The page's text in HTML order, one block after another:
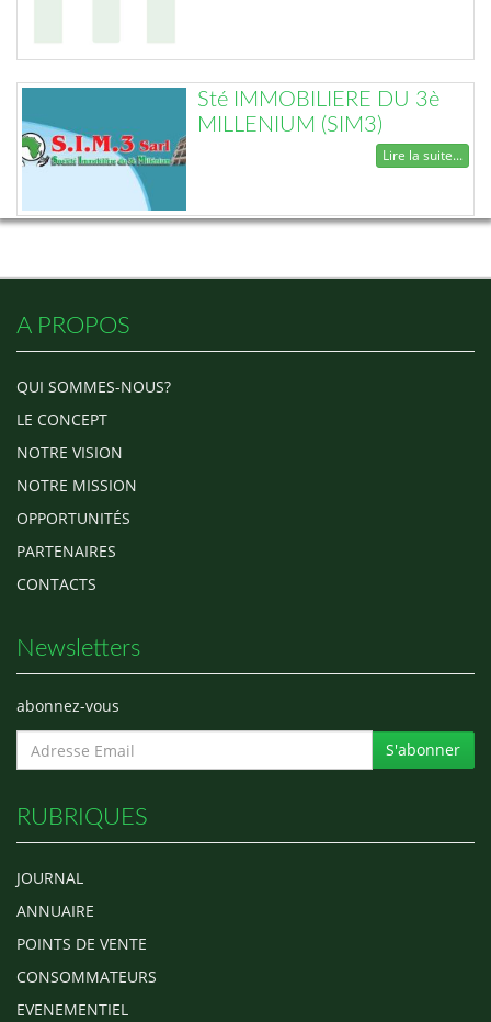
Sté IMMOBILIERE DU 3è
MILLENIUM (SIM3)
Lire la suite...
A PROPOS
QUI SOMMES-NOUS?
LE CONCEPT
NOTRE VISION
NOTRE MISSION
OPPORTUNITÉS
PARTENAIRES
CONTACTS
Newsletters
abonnez-vous
S'abonner
RUBRIQUES
JOURNAL
ANNUAIRE
POINTS DE VENTE
CONSOMMATEURS
EVENEMENTIEL